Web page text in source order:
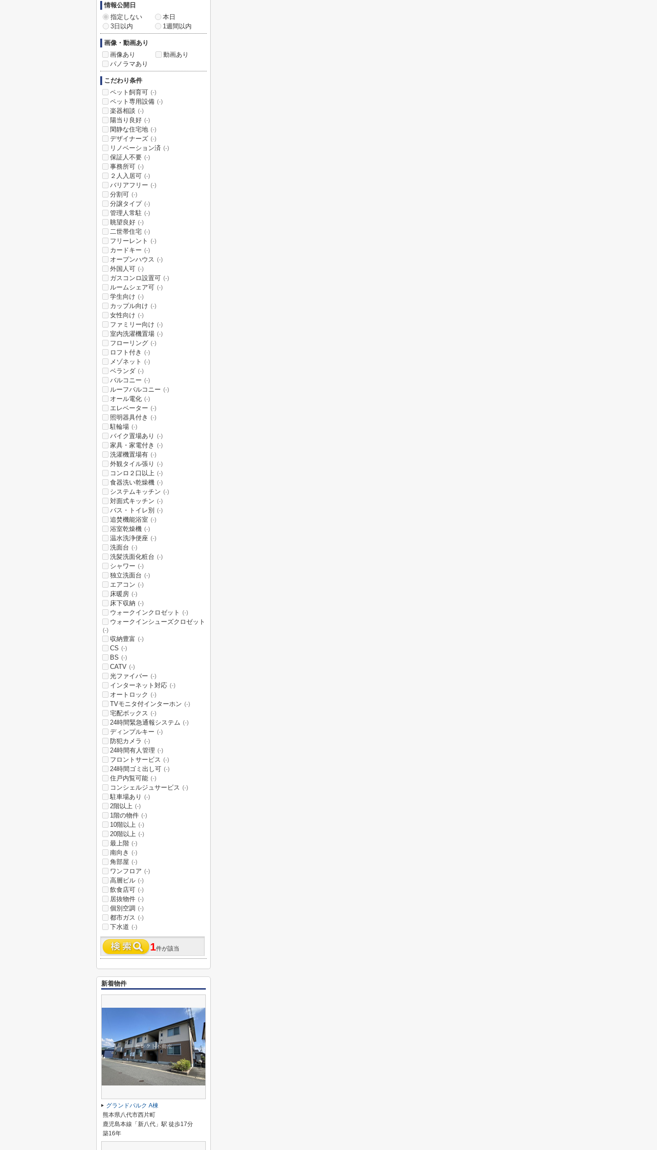
情報公開日
指定しない
本日
3日以内
1週間以内
画像・動画あり
画像あり
動画あり
パノラマあり
こだわり条件
ペット飼育可 (-)
ペット専用設備 (-)
楽器相談 (-)
陽当り良好 (-)
閑静な住宅地 (-)
デザイナーズ (-)
リノベーション済 (-)
保証人不要 (-)
事務所可 (-)
２人入居可 (-)
バリアフリー (-)
分割可 (-)
分譲タイプ (-)
管理人常駐 (-)
眺望良好 (-)
二世帯住宅 (-)
フリーレント (-)
カードキー (-)
オープンハウス (-)
外国人可 (-)
ガスコンロ設置可 (-)
ルームシェア可 (-)
学生向け (-)
カップル向け (-)
女性向け (-)
ファミリー向け (-)
室内洗濯機置場 (-)
フローリング (-)
ロフト付き (-)
メゾネット (-)
ベランダ (-)
バルコニー (-)
ルーフバルコニー (-)
オール電化 (-)
エレベーター (-)
照明器具付き (-)
駐輪場 (-)
バイク置場あり (-)
家具・家電付き (-)
洗濯機置場有 (-)
外観タイル張り (-)
コンロ２口以上 (-)
食器洗い乾燥機 (-)
システムキッチン (-)
対面式キッチン (-)
バス・トイレ別 (-)
追焚機能浴室 (-)
浴室乾燥機 (-)
温水洗浄便座 (-)
洗面台 (-)
洗髪洗面化粧台 (-)
シャワー (-)
独立洗面台 (-)
エアコン (-)
床暖房 (-)
床下収納 (-)
ウォークインクロゼット (-)
ウォークインシューズクロゼット
(-)
収納豊富 (-)
CS (-)
BS (-)
CATV (-)
光ファイバー (-)
インターネット対応 (-)
オートロック (-)
TVモニタ付インターホン (-)
宅配ボックス (-)
24時間緊急通報システム (-)
ディンプルキー (-)
防犯カメラ (-)
24時間有人管理 (-)
フロントサービス (-)
24時間ゴミ出し可 (-)
住戸内覧可能 (-)
コンシェルジュサービス (-)
駐車場あり (-)
2階以上 (-)
1階の物件 (-)
10階以上 (-)
20階以上 (-)
最上階 (-)
南向き (-)
角部屋 (-)
ワンフロア (-)
高層ビル (-)
飲食店可 (-)
居抜物件 (-)
個別空調 (-)
都市ガス (-)
下水道 (-)
1件が該当
新着物件
グランドパルク A棟
熊本県八代市西片町
鹿児島本線「新八代」駅 徒歩17分
築16年